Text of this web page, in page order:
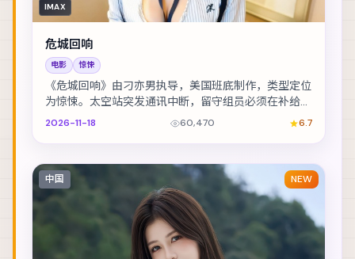
IMAX
危城回响
电影 惊悚
《危城回响》由刁亦男执导，美国班底制作，类型定位
为惊悚。太空站突发通讯中断，留守组员必须在补给耗
尽前自救。主演包括刘德华、孔刘、李光洁 等，表演...
2026-11-18 60,470 6.7
中国 NEW